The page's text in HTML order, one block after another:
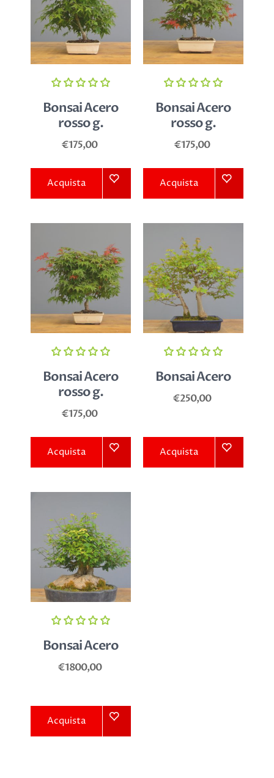
Bonsai Acero
rosso g.
€175,00
Acquista
Bonsai Acero
rosso g.
€175,00
Acquista
Bonsai Acero
rosso g.
€175,00
Acquista
Bonsai Acero
€250,00
Acquista
Bonsai Acero
€1800,00
Acquista